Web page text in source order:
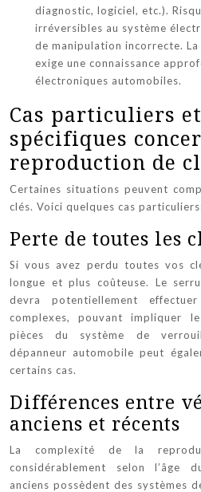
diagnostic, logiciel, etc.).
irréversibles au système
de manipulation incorrecte.
exige une connaissance
électroniques automobiles.
Cas particuliers
spécifiques
reproduction de
Certaines situations peuvent
clés. Voici quelques cas
Perte de toutes les
Si vous avez perdu toutes vos
longue et plus coûteuse. Le
devra potentiellement
complexes, pouvant impliquer
pièces du système de
dépanneur automobile peut
certains cas.
Différences entre
anciens et récents
La complexité de la
considérablement selon l’âge
anciens possèdent des systèmes